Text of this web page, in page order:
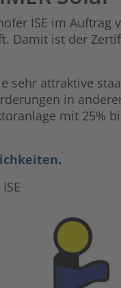
ISE im Auftrag
Damit ist der
sehr attraktive
in
mit 25%